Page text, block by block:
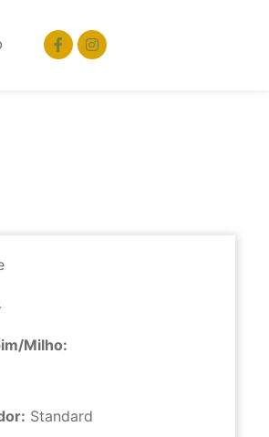
Milho:
Standard